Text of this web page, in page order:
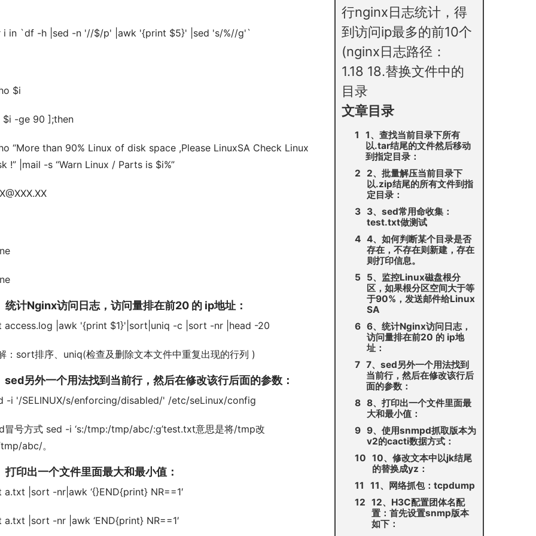
行nginx日志统计，得
到访问ip最多的前10个
(nginx日志路径：
1.18 18.替换文件中的
目录
文章目录
1、查找当前目录下所有
以.tar结尾的文件然后移动
到指定目录：
2、批量解压当前目录下
以.zip结尾的所有文件到指
定目录：
3、sed常用命收集：
test.txt做测试
4、如何判断某个目录是否
存在，不存在则新建，存在
则打印信息。
5、监控Linux磁盘根分
区，如果根分区空间大于等
于90%，发送邮件给Linux
SA
6、统计Nginx访问日志，
访问量排在前20 的 ip地
址：
7、sed另外一个用法找到
当前行，然后在修改该行后
面的参数：
8、打印出一个文件里面最
大和最小值：
9、使用snmpd抓取版本为
v2的cacti数据方式：
10、修改文本中以jk结尾
的替换成yz：
11、网络抓包：tcpdump
12、H3C配置团体名配
置：首先设置snmp版本
如下：
i in `df -h |sed -n '//$/p' |awk '{print $5}' |sed 's/%//g'`
$i
$i -ge 90 ];then
“More than 90% Linux of disk space ,Please LinuxSA Check Linux
!” |mail -s “Warn Linux / Parts is $i%”
统计Nginx访问日志，访问量排在前20 的 ip地址：
access.log |awk '{print $1}'|sort|uniq -c |sort -nr |head -20
：sort排序、uniq(检查及删除文本文件中重复出现的行列 )
sed另外一个用法找到当前行，然后在修改该行后面的参数：
-i '/SELINUX/s/enforcing/disabled/' /etc/seLinux/config
冒号方式 sed -i ‘s:/tmp:/tmp/abc/:g’test.txt意思是将/tmp改
abc/。
打印出一个文件里面最大和最小值：
a.txt |sort -nr|awk ‘{}END{print} NR==1′
a.txt |sort -nr |awk ‘END{print} NR==1′